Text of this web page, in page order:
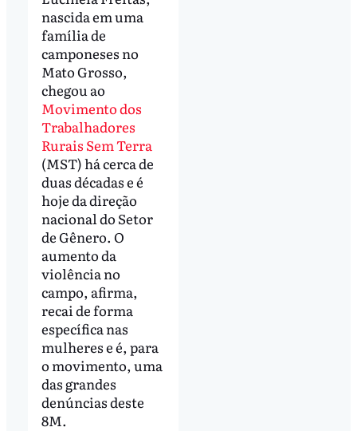
nascida em uma
família de
camponeses no
Mato Grosso,
chegou ao
Movimento dos
Trabalhadores
Rurais Sem Terra
(MST) há cerca de
duas décadas e é
hoje da direção
nacional do Setor
de Gênero. O
aumento da
violência no
campo, afirma,
recai de forma
específica nas
mulheres e é, para
o movimento, uma
das grandes
denúncias deste
8M.